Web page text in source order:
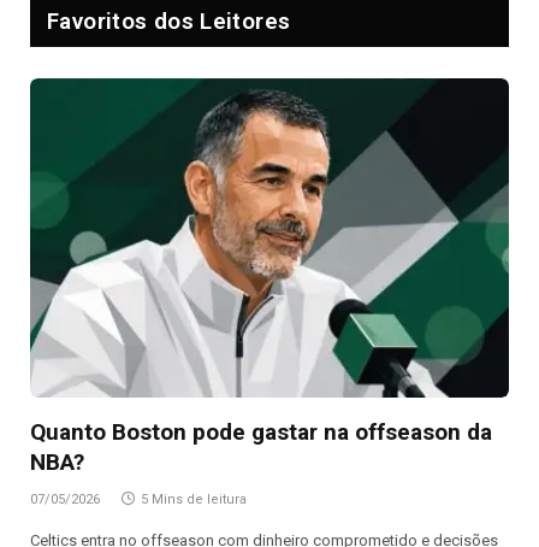
Favoritos dos Leitores
Quanto Boston pode gastar na offseason da
NBA?
07/05/2026 5 Mins de leitura
Celtics entra no offseason com dinheiro comprometido e decisões